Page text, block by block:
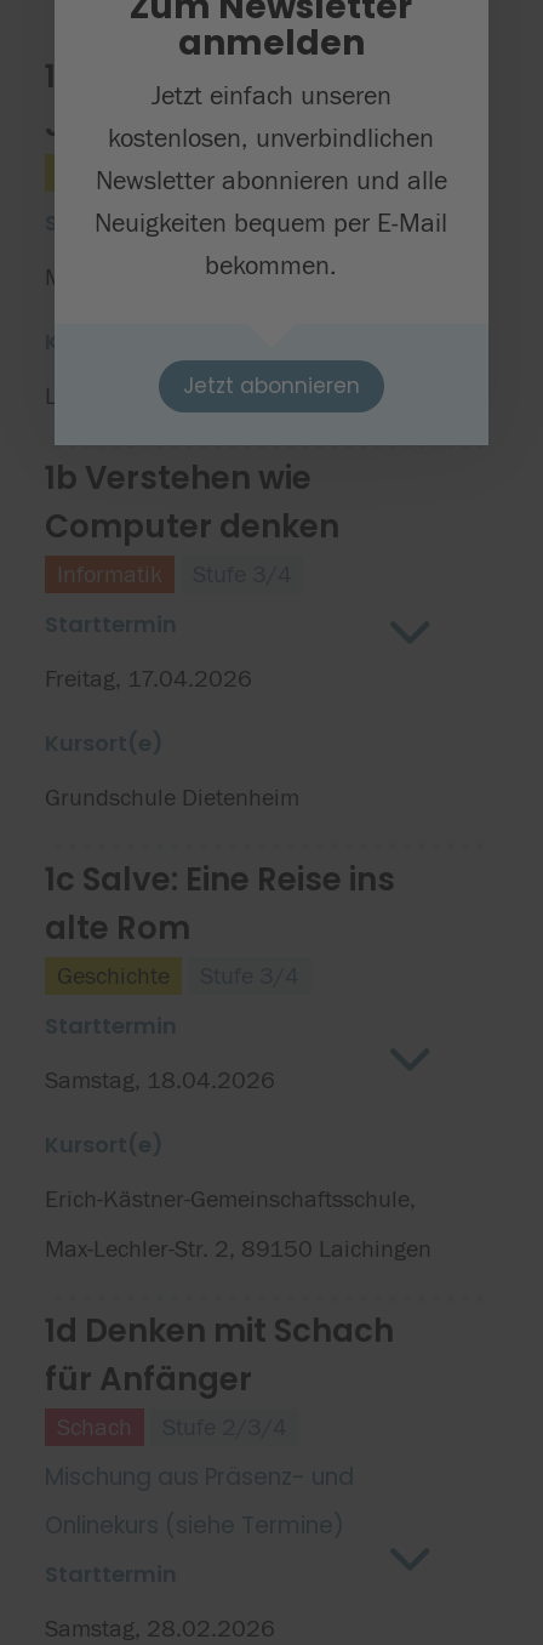
Nur Hector Core Course anzeigen
1a Leben in der
Jungsteinzeit
Geschichte Stufe 3/4
Starttermin
Montag, 27.04.2026
Lindenhofschule Herrlingen
1b Verstehen wie
Computer denken
Informatik
Freitag, 17.04.2026
Grundschule Dietenheim
1c Salve: Eine Reise ins
alte Rom
Geschichte
Samstag, 18.04.2026
Erich-Kästner-Gemeinschaftsschule,
Max-Lechler-Str. 2, 89150 Laichingen
1d Denken mit Schach
für Anfänger
Schach
Samstag, 28.02.2026
anmelden
Jetzt einfach unseren
kostenlosen, unverbindlichen
Newsletter abonnieren und alle
Neuigkeiten bequem per E-Mail
bekommen.
Jetzt abonnieren